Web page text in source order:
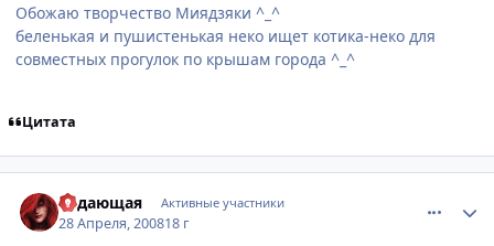
Обожаю творчество Миядзяки ^_^
беленькая и пушистенькая неко ищет котика-неко для
совместных прогулок по крышам города ^_^
Цитата
Ведающая Активные участники
28 Апреля, 200818 г